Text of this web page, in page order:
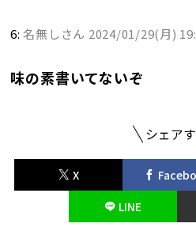
6:名無しさん 2024/01/29(月)
味の素書いてないぞ
シェア
X
LINE